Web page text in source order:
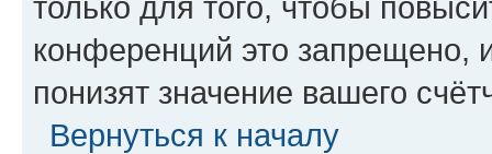
конференций это запрещено,
понизят значение вашего
Вернуться к началу